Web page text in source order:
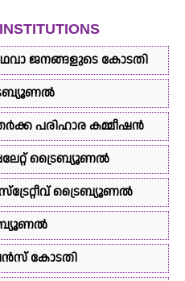
ജനങ്ങളുടെ കോടതി
പരിഹാര കമ്മീഷൻ
ട്രൈബ്യൂണൽ
ട്രൈബ്യൂണൽ
കോടതി